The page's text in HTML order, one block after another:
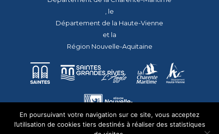
, le
Département de la Haute-Vienne
et la
Région Nouvelle-Aquitaine
En poursuivant votre navigation sur ce site, vous acceptez
l’utilisation de cookies tiers destinés à réaliser des statistiques